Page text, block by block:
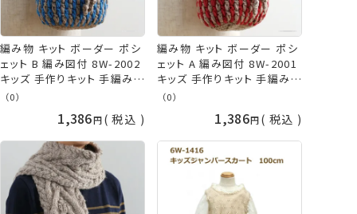
編み物 キット ボーダー ポシ
ェット B 編み図付 8W-2002
キッズ 手作りキット 手編みキ
ット かぎ針 編み かぎ針編み
編み 手作り 手芸 毛糸 青 ブ
ルー やわらかラム 横田 ダル
マ daruma 手芸の山久
（0）
1,386 税込
編み物 キット ボーダー ポシ
ェット A 編み図付 8W-2001
キッズ 手作りキット 手編みキ
ット かぎ針 編み かぎ針編み
編み 手作り 手芸 毛糸 赤 レ
ッド やわらかラム 横田 ダル
マ daruma 手芸の山久
（0）
1,386 税込